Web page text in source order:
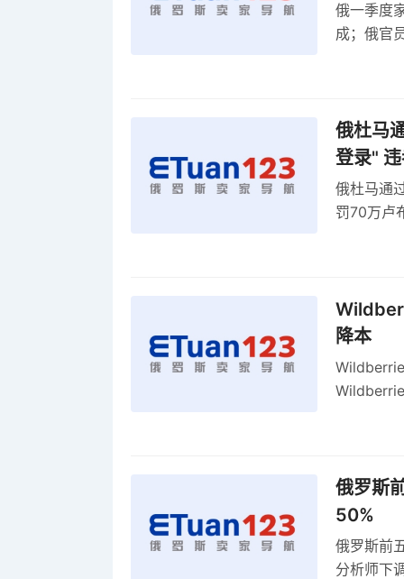
俄一季度
成；俄官
俄杜马
登录"
俄杜马通
罚70万卢
降本
俄罗斯
50%
俄罗斯前
分析师下